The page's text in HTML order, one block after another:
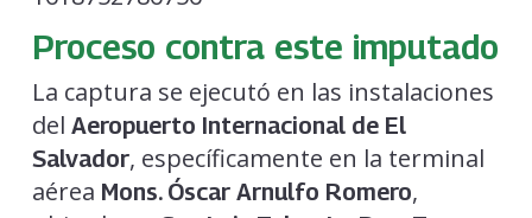
Proceso contra este imputado
La captura se ejecutó en las instalaciones
del Aeropuerto Internacional de El
Salvador, específicamente en la terminal
aérea Mons. Óscar Arnulfo Romero,